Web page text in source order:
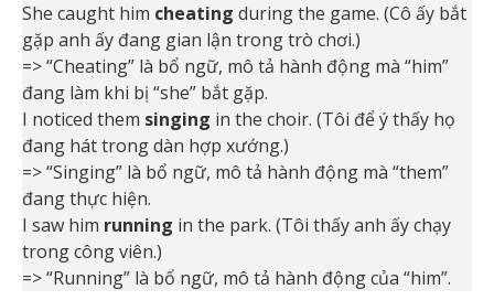
She caught him cheating during the game. (Cô ấy bắt
gặp anh ấy đang gian lận trong trò chơi.)
=> “Cheating” là bổ ngữ, mô tả hành động mà “him”
đang làm khi bị “she” bắt gặp.
I noticed them singing in the choir. (Tôi để ý thấy họ
đang hát trong dàn hợp xướng.)
=> “Singing” là bổ ngữ, mô tả hành động mà “them”
đang thực hiện.
I saw him running in the park. (Tôi thấy anh ấy chạy
trong công viên.)
=> “Running” là bổ ngữ, mô tả hành động của “him”.